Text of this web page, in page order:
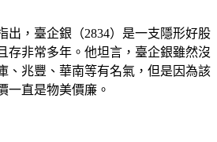
出，臺企銀（2834）是一支隱形好股
存非常多年。他坦言，臺企銀雖然沒
、兆豐、華南等有名氣，但是因為該
一直是物美價廉。